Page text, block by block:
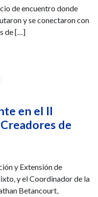
de encuentro donde
y se conectaron con
de […]
marcaron el IX
en el II
de
y Extensión de
y el Coordinador de la
Betancourt,